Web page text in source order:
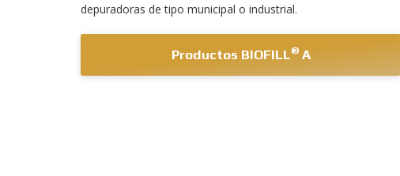
depuradoras de tipo municipal o industrial.
Productos BIOFILL®A